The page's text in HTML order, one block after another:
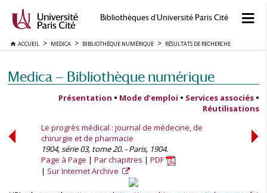
Bibliothèques d'Université Paris Cité
ACCUEIL MEDICA BIBLIOTHÈQUE NUMÉRIQUE RÉSULTATS DE RECHERCHE
Medica — Bibliothèque numérique
Présentation • Mode d’emploi • Services associés •
Réutilisations
Le progrès médical : journal de médecine, de
chirurgie et de pharmacie
1904, série 03, tome 20. - Paris, 1904.
Page à Page
Par chapitres
PDF
Sur Internet Archive